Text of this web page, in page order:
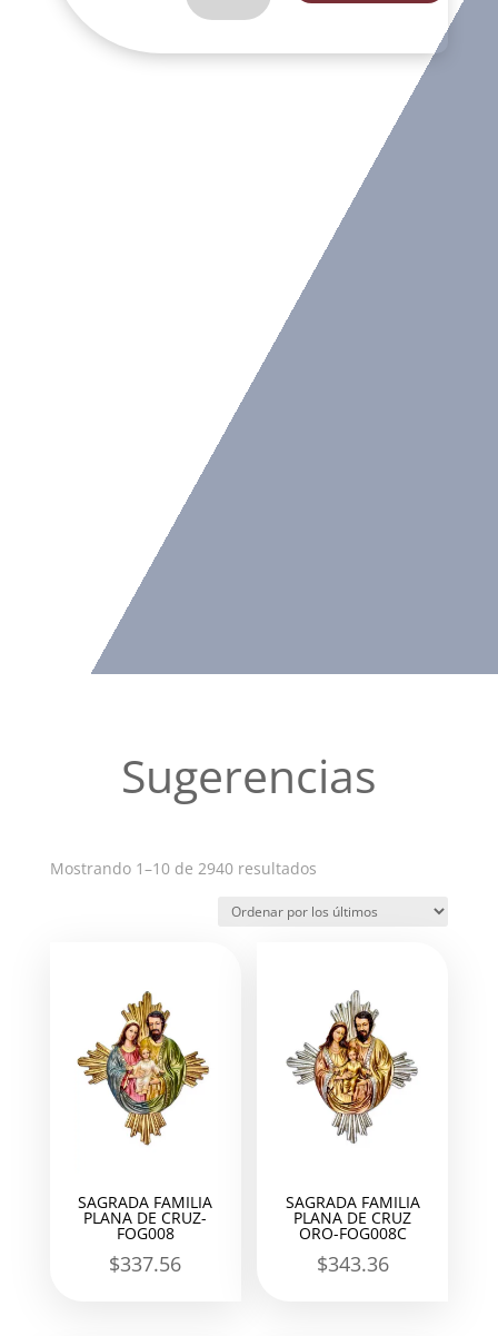
TRES
-
Sugerencias
Mostrando 1–10 de 2940 resultadosOrdenado
los
SAGRADA FAMILIA
PLANA DE CRUZ-
FOG008
$337.56
SAGRADA FAMILIA
PLANA DE CRUZ
ORO-FOG008C
$343.36